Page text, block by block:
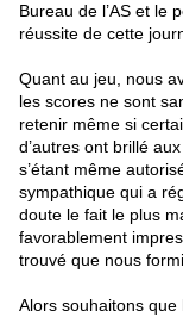
Bureau de l’AS et le
réussite de cette
Quant au jeu, nous
les scores ne sont
retenir même si
d’autres ont brillé
s’étant même
sympathique qui a
doute le fait le plus
favorablement
trouvé que nous
Alors souhaitons